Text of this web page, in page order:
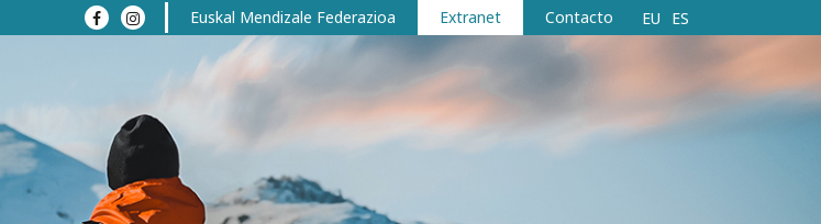
Euskal Mendizale Federazioa Extranet Contacto EU ES